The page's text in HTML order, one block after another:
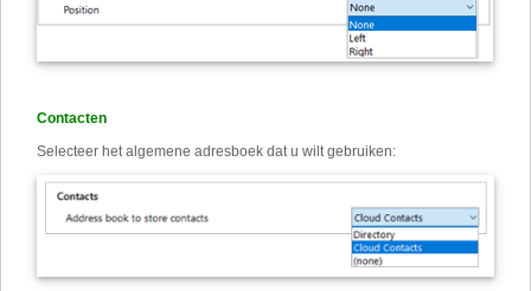
Contacten
Selecteer het algemene adresboek dat u wilt gebruiken: